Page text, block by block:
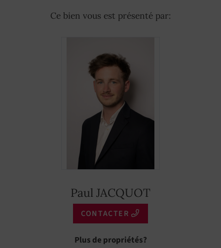
Ce bien vous est présenté par:
Paul JACQUOT
CONTACTER
Plus de propriétés?